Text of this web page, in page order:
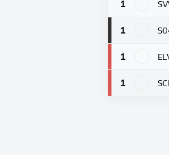
1
1
1
1